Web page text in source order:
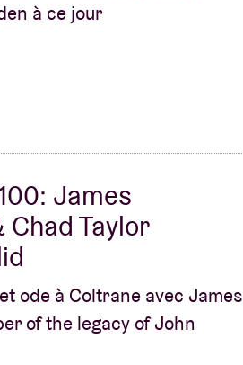
à ce jour
James
Chad Taylor
ode à Coltrane avec James
of the legacy of John